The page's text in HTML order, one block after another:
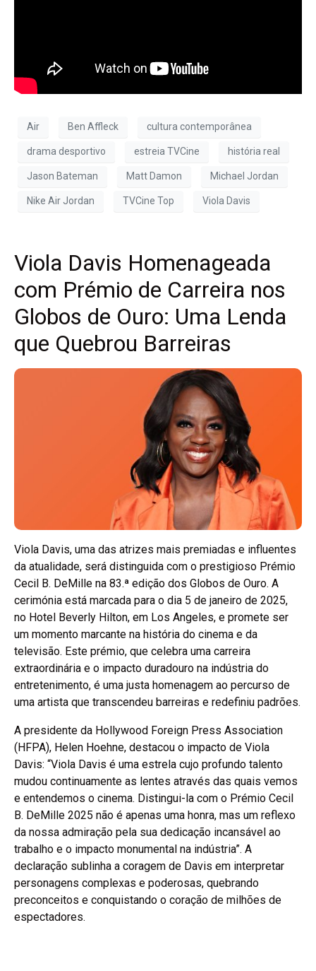
Air Ben Affleck cultura contemporânea
drama desportivo estreia TVCine história real
Jason Bateman Matt Damon Michael Jordan
Nike Air Jordan TVCine Top Viola Davis
Viola Davis Homenageada
com Prémio de Carreira nos
Globos de Ouro: Uma Lenda
que Quebrou Barreiras
Viola Davis, uma das atrizes mais premiadas e influentes
da atualidade, será distinguida com o prestigioso Prémio
Cecil B. DeMille na 83.ª edição dos Globos de Ouro. A
cerimónia está marcada para o dia 5 de janeiro de 2025,
no Hotel Beverly Hilton, em Los Angeles, e promete ser
um momento marcante na história do cinema e da
televisão. Este prémio, que celebra uma carreira
extraordinária e o impacto duradouro na indústria do
entretenimento, é uma justa homenagem ao percurso de
uma artista que transcendeu barreiras e redefiniu padrões.
A presidente da Hollywood Foreign Press Association
(HFPA), Helen Hoehne, destacou o impacto de Viola
Davis: “Viola Davis é uma estrela cujo profundo talento
mudou continuamente as lentes através das quais vemos
e entendemos o cinema. Distingui-la com o Prémio Cecil
B. DeMille 2025 não é apenas uma honra, mas um reflexo
da nossa admiração pela sua dedicação incansável ao
trabalho e o impacto monumental na indústria”. A
declaração sublinha a coragem de Davis em interpretar
personagens complexas e poderosas, quebrando
preconceitos e conquistando o coração de milhões de
espectadores.